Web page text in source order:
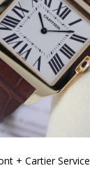
+ Cartier Service